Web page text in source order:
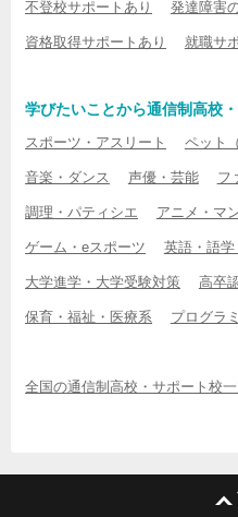
不登校サポートあり 発達障害
資格取得サポートあり 就職サ
学びたいことから通信制高校
スポーツ・アスリート ペット
音楽・ダンス 声優・芸能 フ
調理・パティシエ アニメ・マ
ゲーム・eスポーツ 英語・語
大学進学・大学受験対策 高卒
保育・福祉・医療系 プログラ
全国の通信制高校・サポート校